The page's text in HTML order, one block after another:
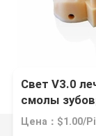
Свет V3.0
смолы